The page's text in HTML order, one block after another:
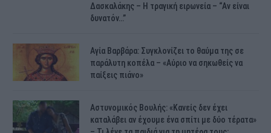
Δασκαλάκης – Η τραγική ειρωνεία – “Αν είναι
δυνατόν…”
Αγία Βαρβάρα: Συγκλονίζει το θαύμα της σε
παράλυτη κοπέλα – «Αύριο να σηκωθείς να
παίξεις πιάνο»
Αστυνομικός Bουλής: «Κανείς δεν έχει
καταλάβει αν έχουμε ένα σπίτι με δύο τέρατα»